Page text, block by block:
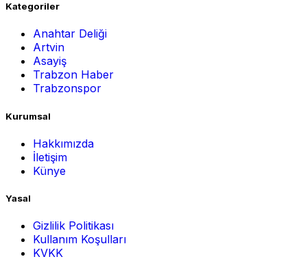
Kategoriler
Anahtar Deliği
Artvin
Asayiş
Trabzon Haber
Trabzonspor
Kurumsal
Hakkımızda
İletişim
Künye
Yasal
Gizlilik Politikası
Kullanım Koşulları
KVKK